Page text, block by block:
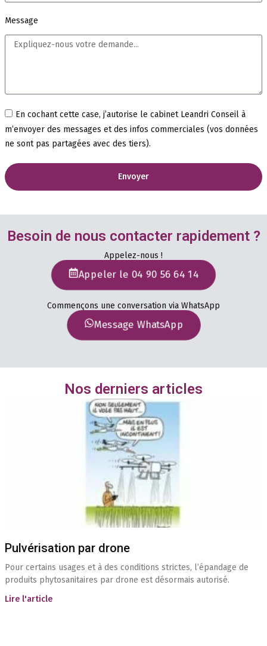
Message
En cochant cette case, j’autorise le cabinet Leandri Conseil à
m’envoyer des messages et des infos commerciales (vos données
ne sont pas partagées avec des tiers).
Envoyer
Besoin de nous contacter rapidement ?
Appelez-nous !
Appeler le 04 90 56 64 14
Commençons une conversation via WhatsApp
Message WhatsApp
Nos derniers articles
Pulvérisation par drone
Pour certains usages et à des conditions strictes, l’épandage de
produits phytosanitaires par drone est désormais autorisé.
Lire l'article